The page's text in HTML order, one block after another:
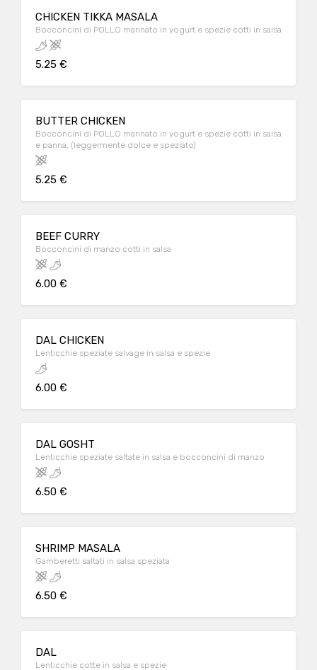
CHICKEN TIKKA MASALA
Bocconcini di POLLO marinato in yogurt e spezie cotti in salsa
5.25 €
BUTTER CHICKEN
Bocconcini di POLLO marinato in yogurt e spezie cotti in salsa
e panna, (leggermente dolce e speziato)
5.25 €
BEEF CURRY
Bocconcini di manzo cotti in salsa
6.00 €
DAL CHICKEN
Lenticchie speziate salvage in salsa e spezie
6.00 €
DAL GOSHT
Lenticchie speziate saltate in salsa e bocconcini di manzo
6.50 €
SHRIMP MASALA
Gamberetti saltati in salsa speziata
6.50 €
DAL
Lenticchie cotte in salsa e spezie